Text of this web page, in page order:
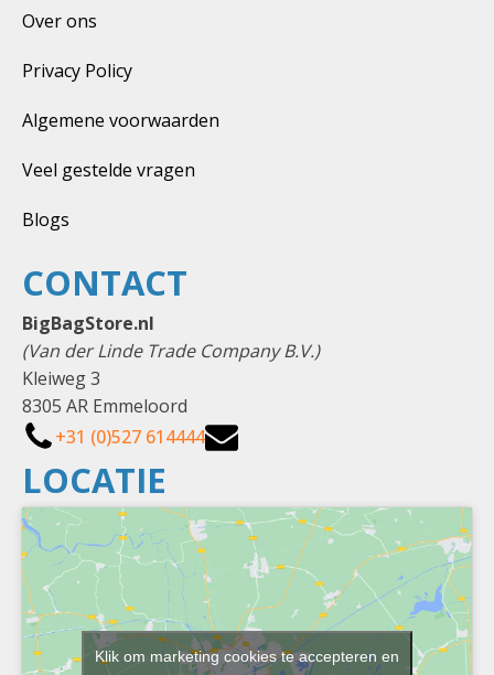
Over ons
Privacy Policy
Algemene voorwaarden
Veel gestelde vragen
Blogs
LOCATIE
Klik om marketing cookies te accepteren en
CONTACT
BigBagStore.nl
(Van der Linde Trade Company B.V.)
Kleiweg 3
8305 AR Emmeloord
+31 (0)527 614444